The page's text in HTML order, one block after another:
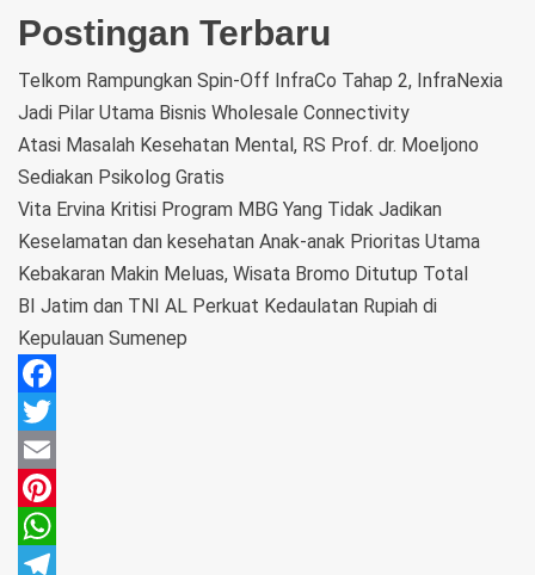
Postingan Terbaru
Telkom Rampungkan Spin-Off InfraCo Tahap 2, InfraNexia
Jadi Pilar Utama Bisnis Wholesale Connectivity
Atasi Masalah Kesehatan Mental, RS Prof. dr. Moeljono
Sediakan Psikolog Gratis
Vita Ervina Kritisi Program MBG Yang Tidak Jadikan
Keselamatan dan kesehatan Anak-anak Prioritas Utama
Kebakaran Makin Meluas, Wisata Bromo Ditutup Total
BI Jatim dan TNI AL Perkuat Kedaulatan Rupiah di
Kepulauan Sumenep
Facebook
Twitter
Email
Pinterest
WhatsApp